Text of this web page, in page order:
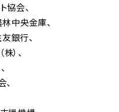
協会
林中央金庫
友銀行
）